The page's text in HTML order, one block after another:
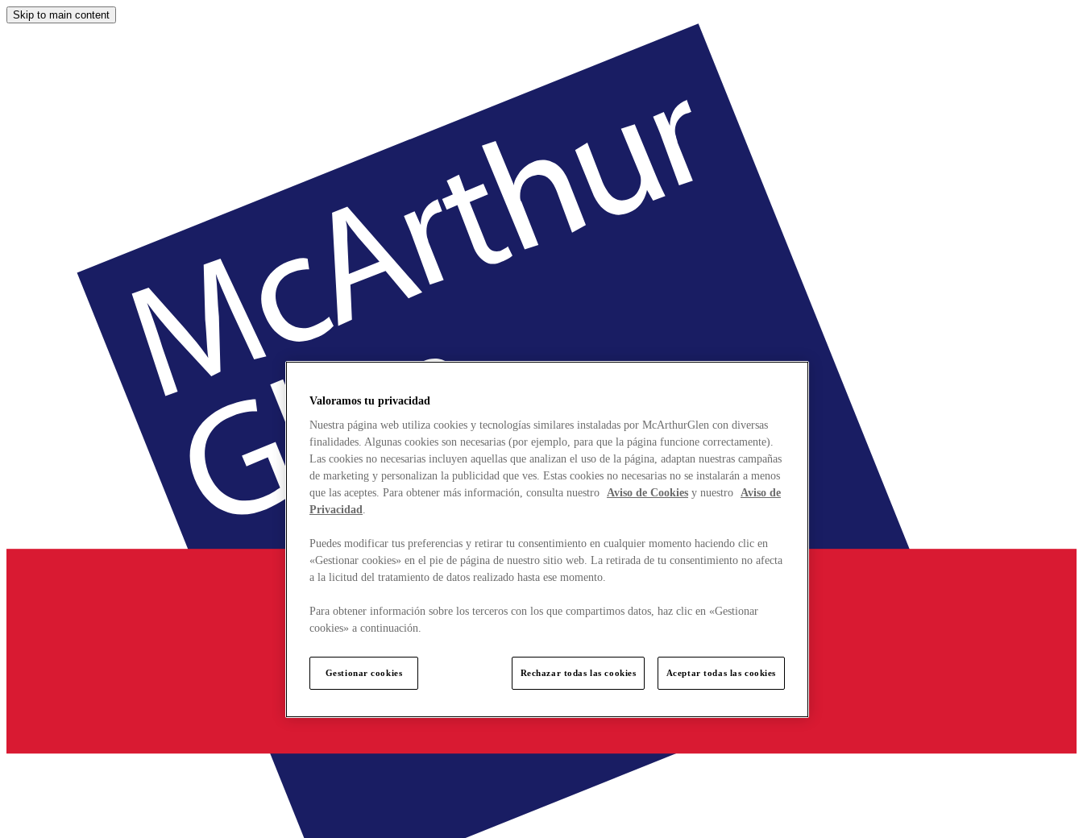
Skip to main content
Valoramos tu privacidad
Nuestra página web utiliza cookies y tecnologías similares instaladas por McArthurGlen con diversas
finalidades. Algunas cookies son necesarias (por ejemplo, para que la página funcione correctamente).
Las cookies no necesarias incluyen aquellas que analizan el uso de la página, adaptan nuestras campañas
de marketing y personalizan la publicidad que ves. Estas cookies no necesarias no se instalarán a menos
que las aceptes. Para obtener más información, consulta nuestro Aviso de Cookies y nuestro Aviso de
Privacidad.
Puedes modificar tus preferencias y retirar tu consentimiento en cualquier momento haciendo clic en
«Gestionar cookies» en el pie de página de nuestro sitio web. La retirada de tu consentimiento no afecta
a la licitud del tratamiento de datos realizado hasta ese momento.
Para obtener información sobre los terceros con los que compartimos datos, haz clic en «Gestionar
cookies» a continuación.
Gestionar cookies Rechazar todas las cookies Aceptar todas las cookies